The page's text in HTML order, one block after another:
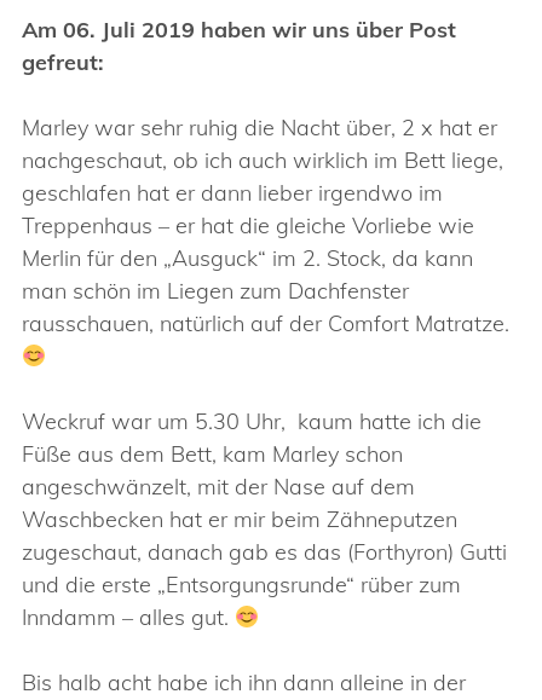
Am 06. Juli 2019 haben wir uns über Post
gefreut:
Marley war sehr ruhig die Nacht über, 2 x hat er
nachgeschaut, ob ich auch wirklich im Bett liege,
geschlafen hat er dann lieber irgendwo im
Treppenhaus – er hat die gleiche Vorliebe wie
Merlin für den „Ausguck“ im 2. Stock, da kann
man schön im Liegen zum Dachfenster
rausschauen, natürlich auf der Comfort Matratze.
Weckruf war um 5.30 Uhr, kaum hatte ich die
Füße aus dem Bett, kam Marley schon
angeschwänzelt, mit der Nase auf dem
Waschbecken hat er mir beim Zähneputzen
zugeschaut, danach gab es das (Forthyron) Gutti
und die erste „Entsorgungsrunde“ rüber zum
Inndamm – alles gut.
Bis halb acht habe ich ihn dann alleine in der